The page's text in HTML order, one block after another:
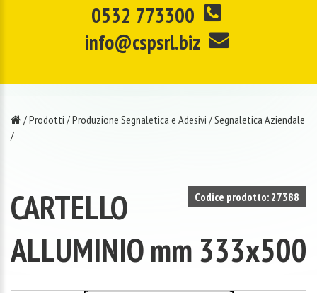
0532 773300
info@cspsrl.biz
/Prodotti /Produzione Segnaletica e Adesivi /Segnaletica Aziendale
/
Codice prodotto: 27388
CARTELLO
ALLUMINIO mm 333x500